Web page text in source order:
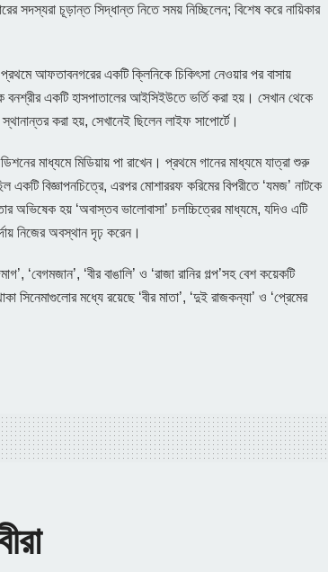
সদস্যরা চূড়ান্ত সিদ্ধান্ত নিতে সময় নিচ্ছিলেন; বিশেষ করে নায়িকার
আফতাবনগরের একটি ক্লিনিকে চিকিৎসা নেওয়ার পর বাসায়
একটি হাসপাতালের আইসিইউতে ভর্তি করা হয়। সেখান থেকে
করা হয়, সেখানেই ছিলেন লাইফ সাপোর্টে।
মাধ্যমে মিডিয়ায় পা রাখেন। প্রথমে গানের মাধ্যমে যাত্রা শুরু
বিজ্ঞাপনচিত্রে, এরপর মোশাররফ করিমের বিপরীতে ‘যমজ’ নাটকে
অভিষেক হয় ‘অবাস্তব ভালোবাসা’ চলচ্চিত্রের মাধ্যমে, যদিও এটি
নিজের অবস্থান দৃঢ় করেন।
‘বেগমজান’, ‘বীর বাঙালি’ ও ‘রাজা রানির গল্প’সহ বেশ কয়েকটি
সিনেমাগুলোর মধ্যে রয়েছে ‘বীর মাতা’, ‘দুই রাজকন্যা’ ও ‘প্রেমের